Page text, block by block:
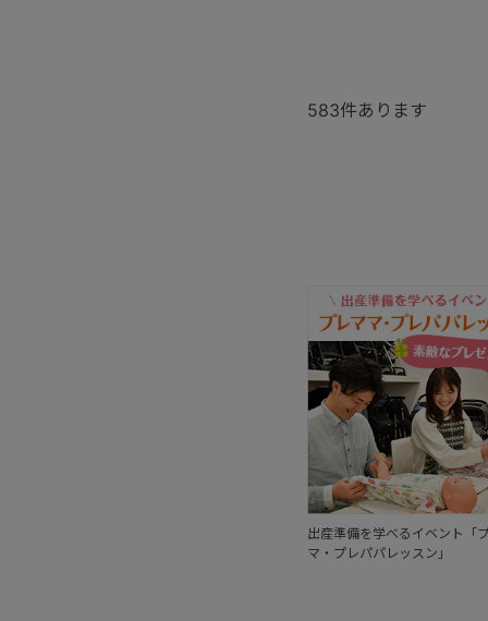
583件あります
出産準備を学べるイベント「
マ・プレパパレッスン」